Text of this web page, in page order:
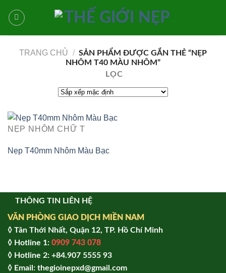
qua
TRANG CHỦ / SẢN PHẨM ĐƯỢC GẮN THẺ “NẸP
NHÔM T40 MÀU NHÔM”
LỌC
NẸP NHÔM CHỮ T
Nẹp T40mm Nhôm Màu Bạc
THÔNG TIN LIÊN HỆ
VĂN PHÒNG GIAO DỊCH MIỀN NAM
◊ Tân Thới Nhất, Quận 12, TP. Hồ Chí Minh
◊ Hotline 1: 0909 743 078
◊ Hotline 2: +84.907 5555 93
◊ Email: thegioinepxd@gmail.com